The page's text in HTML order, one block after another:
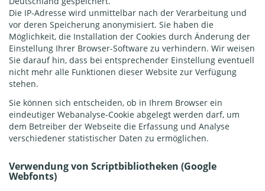
Die IP-Adresse wird unmittelbar nach der Verarbeitung und
vor deren Speicherung anonymisiert. Sie haben die
Möglichkeit, die Installation der Cookies durch Änderung der
Einstellung Ihrer Browser-Software zu verhindern. Wir weisen
Sie darauf hin, dass bei entsprechender Einstellung eventuell
nicht mehr alle Funktionen dieser Website zur Verfügung
stehen.
Sie können sich entscheiden, ob in Ihrem Browser ein
eindeutiger Webanalyse-Cookie abgelegt werden darf, um
dem Betreiber der Webseite die Erfassung und Analyse
verschiedener statistischer Daten zu ermöglichen.
Verwendung von Scriptbibliotheken (Google
Webfonts)